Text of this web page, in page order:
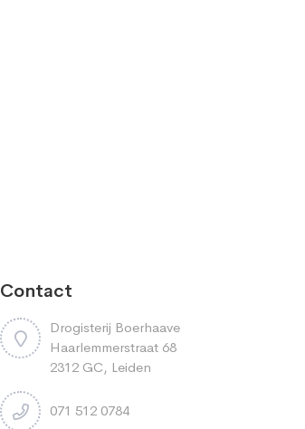
Contact
Drogisterij Boerhaave
Haarlemmerstraat 68
2312 GC, Leiden
071 512 0784